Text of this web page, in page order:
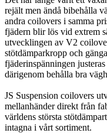
rejält men ändå bibehålla
andra coilovers i samma
fjädern blir lös vid extrem
utvecklingen av V2
stötdämparkropp och
fjäderinspänningen
därigenom behålla bra
JS Suspension coilovers
mellanhänder direkt från
världens största
intagna i vårt sortiment.